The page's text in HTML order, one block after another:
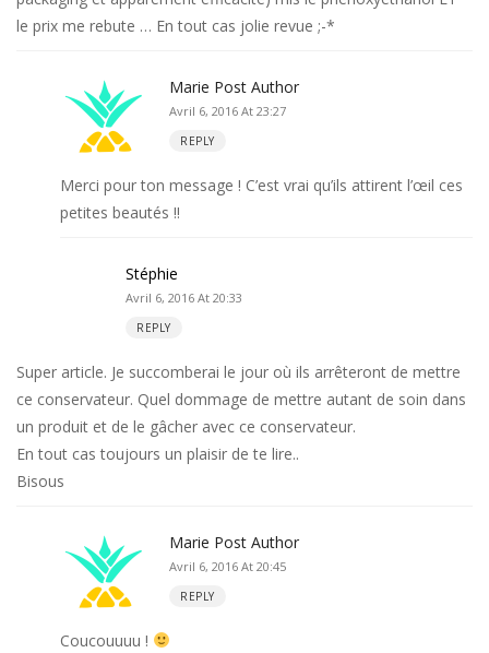
le prix me rebute … En tout cas jolie revue ;-*
Marie Post Author
Avril 6, 2016 At 23:27
REPLY
Merci pour ton message ! C’est vrai qu’ils attirent l’œil ces
petites beautés !!
Stéphie
Avril 6, 2016 At 20:33
REPLY
Super article. Je succomberai le jour où ils arrêteront de mettre
ce conservateur. Quel dommage de mettre autant de soin dans
un produit et de le gâcher avec ce conservateur.
En tout cas toujours un plaisir de te lire..
Bisous
Marie Post Author
Avril 6, 2016 At 20:45
REPLY
Coucouuuu !